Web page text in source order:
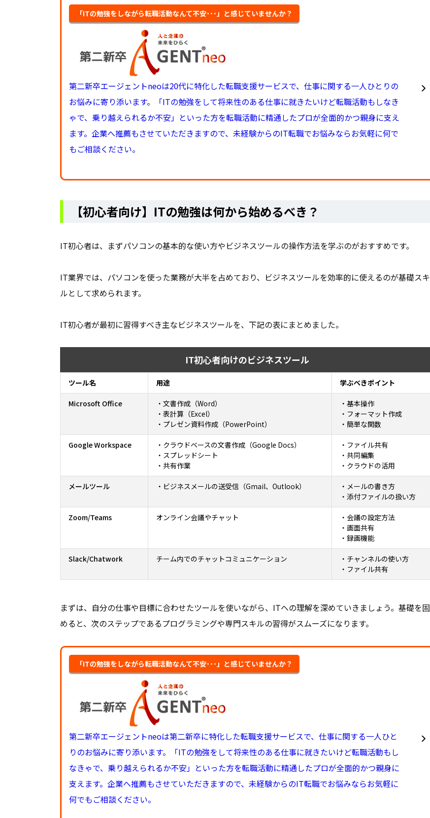
「ITの勉強をしながら転職活動なんて不安･･･」と感じていませんか？
第二新卒エージェントneoは20代に特化した転職支援サービスで、仕事に関する一人ひとりの
お悩みに寄り添います。「ITの勉強をして将来性のある仕事に就きたいけど転職活動もしなき
ゃで、乗り越えられるか不安」といった方を転職活動に精通したプロが全面的かつ親身に支え
ます。企業へ推薦もさせていただきますので、未経験からのIT転職でお悩みならお気軽に何で
もご相談ください。
【初心者向け】ITの勉強は何から始めるべき？
IT初心者は、まずパソコンの基本的な使い方やビジネスツールの操作方法を学ぶのがおすすめです。
IT業界では、パソコンを使った業務が大半を占めており、ビジネスツールを効率的に使えるのが基礎スキ
ルとして求められます。
IT初心者が最初に習得すべき主なビジネスツールを、下記の表にまとめました。
IT初心者向けのビジネスツール
ツール名 用途 学ぶべきポイント
Microsoft Office
・文書作成（Word）
・表計算（Excel）
・プレゼン資料作成（PowerPoint）
・基本操作
・フォーマット作成
・簡単な関数
Google Workspace
・クラウドベースの文書作成（Google Docs）
・スプレッドシート
・共有作業
・ファイル共有
・共同編集
・クラウドの活用
メールツール ・ビジネスメールの送受信（Gmail、Outlook）
・メールの書き方
・添付ファイルの扱い方
Zoom/Teams オンライン会議やチャット
・会議の設定方法
・画面共有
・録画機能
Slack/Chatwork チーム内でのチャットコミュニケーション
・チャンネルの使い方
・ファイル共有
まずは、自分の仕事や目標に合わせたツールを使いながら、ITへの理解を深めていきましょう。基礎を固
めると、次のステップであるプログラミングや専門スキルの習得がスムーズになります。
「ITの勉強をしながら転職活動なんて不安･･･」と感じていませんか？
第二新卒エージェントneoは第二新卒に特化した転職支援サービスで、仕事に関する一人ひと
りのお悩みに寄り添います。「ITの勉強をして将来性のある仕事に就きたいけど転職活動もし
なきゃで、乗り越えられるか不安」といった方を転職活動に精通したプロが全面的かつ親身に
支えます。企業へ推薦もさせていただきますので、未経験からのIT転職でお悩みならお気軽に
何でもご相談ください。